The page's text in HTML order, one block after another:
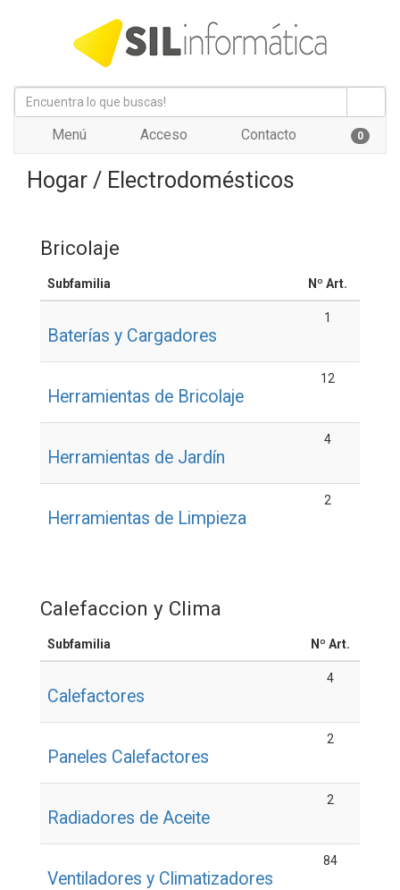
Menú Acceso Contacto 0
Hogar / Electrodomésticos
Bricolaje
Subfamilia Nº Art.
Baterías y Cargadores
1
Herramientas de Bricolaje
12
Herramientas de Jardín
4
Herramientas de Limpieza
2
Calefaccion y Clima
Subfamilia Nº Art.
Calefactores
4
Paneles Calefactores
2
Radiadores de Aceite
2
Ventiladores y Climatizadores
84